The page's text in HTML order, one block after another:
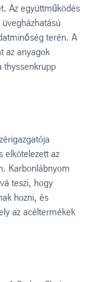
Az együttműködés
terén. A
az anyagok
thyssenkrupp
elkötelezett az
Karbonlábnyom
teszi, hogy
hozni, és
az acéltermékek